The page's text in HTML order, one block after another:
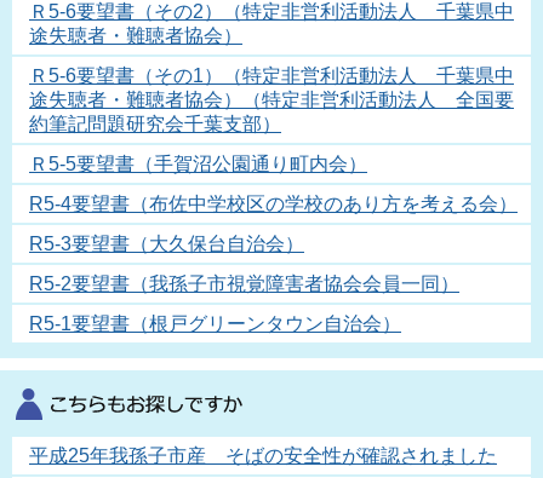
Ｒ5-6要望書（その2）（特定非営利活動法人 千葉県中
途失聴者・難聴者協会）
Ｒ5-6要望書（その1）（特定非営利活動法人 千葉県中
途失聴者・難聴者協会）（特定非営利活動法人 全国要
約筆記問題研究会千葉支部）
Ｒ5-5要望書（手賀沼公園通り町内会）
R5-4要望書（布佐中学校区の学校のあり方を考える会）
R5-3要望書（大久保台自治会）
R5-2要望書（我孫子市視覚障害者協会会員一同）
R5-1要望書（根戸グリーンタウン自治会）
平成25年我孫子市産 そばの安全性が確認されました